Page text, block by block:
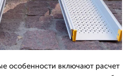
особенности включают расчет